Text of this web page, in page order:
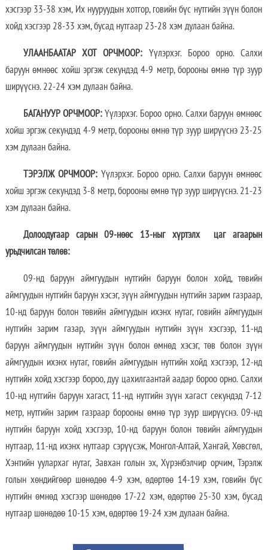
хэсгээр 33-38 хэм, Их нууруудын хотгор, говийн бүс нутгийн зүүн болон
хойд хэсгээр 28-33 хэм, бусад нутгаар 23-28 хэм дулаан байна.
УЛААНБААТАР ХОТ ОРЧМООР:Үүлэрхэг. Бороо орно. Салхи
баруун өмнөөс хойш эргэж секундэд 4-9 метр, борооны өмнө түр зуур
ширүүснэ. 22-24 хэм дулаан байна.
БАГАНУУР ОРЧМООР:Үүлэрхэг. Бороо орно. Салхи баруун өмнөөс
хойш эргэж секундэд 4-9 метр, борооны өмнө түр зуур ширүүснэ 23-25
хэм дулаан байна.
ТЭРЭЛЖ ОРЧМООР:Үүлэрхэг. Бороо орно. Салхи баруун өмнөөс
хойш эргэж секундэд 3-8 метр, борооны өмнө түр зуур ширүүснэ. 21-23
хэм дулаан байна.
Долоодугаар сарын 09-нөөс13-ныг хүртэлх цаг агаарын
урьдчилсан төлөв:
09-нд баруун аймгуудын нутгийн баруун болон хойд, төвийн
аймгуудын нутгийн баруун хэсэг, зүүн аймгуудын нутгийн зарим газраар,
10-нд баруун болон төвийн аймгуудын ихэнх нутаг, говийн аймгуудын
нутгийн зарим газар, зүүн аймгуудын нутгийн зүүн хэсгээр, 11-нд
баруун аймгуудын нутгийн зүүн болон өмнөд хэсэг, төв болон зүүн
аймгуудын ихэнх нутаг, говийн аймгуудын нутгийн хойд хэсгээр, 12-нд
нутгийн хойд хэсгээр бороо, дуу цахилгаантай аадар бороо орно. Салхи
10-нд нутгийн баруун хагаст, 11-нд нутгийн зүүн хагаст секундэд 7-12
метр, нутгийн зарим газраар борооны өмнө түр зуур ширүүснэ. 09-нд
нутгийн баруун хойд хэсгээр, 10-нд баруун болон төвийн аймгуудын
нутгаар, 11-нд ихэнх нутгаар сэрүүсэж, Монгол-Алтай, Хангай, Хөвсгөл,
Хэнтийн уулархаг нутаг, Завхан голын эх, Хүрэнбэлчир орчим, Тэрэлж
голын хөндийгөөр шөнөдөө 4-9 хэм, өдөртөө 14-19 хэм, говийн бүс
нутгийн өмнөд хэсгээр шөнөдөө 17-22 хэм, өдөртөө 25-30 хэм, бусад
нутгаар шөнөдөө 10-15 хэм, өдөртөө 19-24 хэм дулаан байна.